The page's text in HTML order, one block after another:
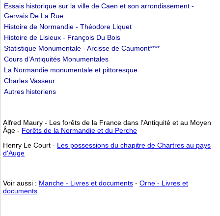
Essais historique sur la ville de Caen et son arrondissement -
Gervais De La Rue
Histoire de Normandie - Théodore Liquet
Histoire de Lisieux - François Du Bois
Statistique Monumentale - Arcisse de Caumont****
Cours d'Antiquités Monumentales
La Normandie monumentale et pittoresque
Charles Vasseur
Autres historiens
Alfred Maury - Les forêts de la France dans l’Antiquité et au Moyen
Âge - Forêts de la Normandie et du Perche
Henry Le Court - Les possessions du chapitre de Chartres au pays
d'Auge
Voir aussi : Manche - Livres et documents - Orne - Livres et
documents